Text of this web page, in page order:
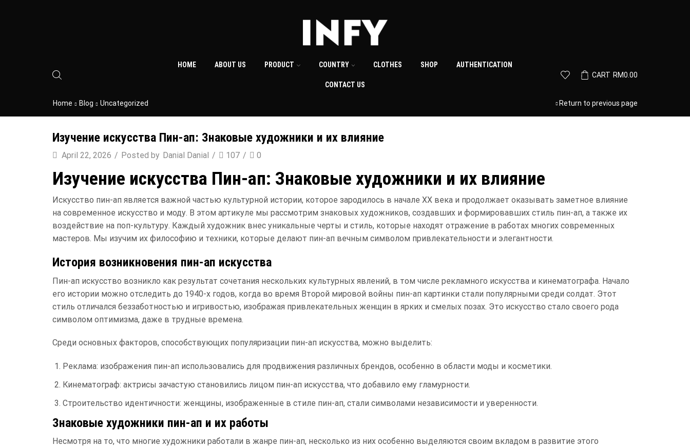
HOME ABOUT US PRODUCT COUNTRY CLOTHES SHOP AUTHENTICATION
CONTACT US
CART RM0.00
Return to previous page
Home Blog Uncategorized
Изучение искусства Пин-ап: Знаковые художники и их влияние
April 22, 2026 / Posted by Danial Danial / 107 / 0
Изучение искусства Пин-ап: Знаковые художники и их влияние
Искусство пин-ап является важной частью культурной истории, которое зародилось в начале XX века и продолжает оказывать заметное влияние
на современное искусство и моду. В этом артикуле мы рассмотрим знаковых художников, создавших и формировавших стиль пин-ап, а также их
воздействие на поп-культуру. Каждый художник внес уникальные черты и стиль, которые находят отражение в работах многих современных
мастеров. Мы изучим их философию и техники, которые делают пин-ап вечным символом привлекательности и элегантности.
История возникновения пин-ап искусства
Пин-ап искусство возникло как результат сочетания нескольких культурных явлений, в том числе рекламного искусства и кинематографа. Начало
его истории можно отследить до 1940-х годов, когда во время Второй мировой войны пин-ап картинки стали популярными среди солдат. Этот
стиль отличался беззаботностью и игривостью, изображая привлекательных женщин в ярких и смелых позах. Это искусство стало своего рода
символом оптимизма, даже в трудные времена.
Среди основных факторов, способствующих популяризации пин-ап искусства, можно выделить:
Реклама: изображения пин-ап использовались для продвижения различных брендов, особенно в области моды и косметики.
Кинематограф: актрисы зачастую становились лицом пин-ап искусства, что добавило ему гламурности.
Строительство идентичности: женщины, изображенные в стиле пин-ап, стали символами независимости и уверенности.
Знаковые художники пин-ап и их работы
Несмотря на то, что многие художники работали в жанре пин-ап, несколько из них особенно выделяются своим вкладом в развитие этого